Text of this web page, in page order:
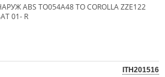
ABS TO054A48 TO COROLLA ZZE122
01- R
ITH201516